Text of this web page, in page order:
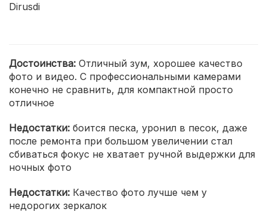
Dirusdi
Достоинства: Отличный зум, хорошее качество
фото и видео. С профессиональными камерами
конечно не сравнить, для компактной просто
отличное
Недостатки: боится песка, уронил в песок, даже
после ремонта при большом увеличении стал
сбиваться фокус не хватает ручной выдержки для
ночных фото
Недостатки: Качество фото лучше чем у
недорогих зеркалок